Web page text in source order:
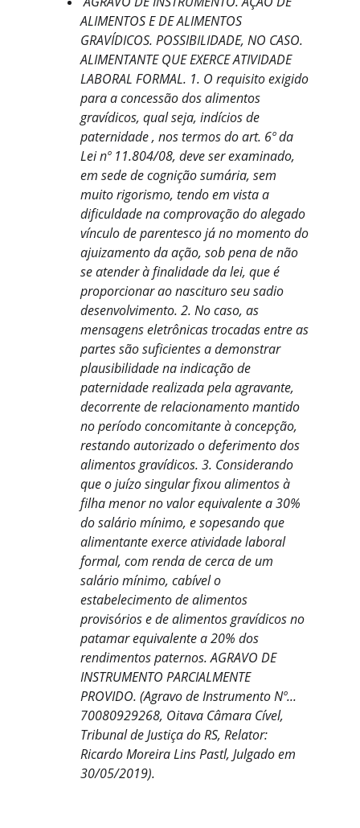
ALIMENTOS E DE ALIMENTOS
GRAVÍDICOS. POSSIBILIDADE, NO CASO.
ALIMENTANTE QUE EXERCE ATIVIDADE
LABORAL FORMAL. 1. O requisito exigido
para a concessão dos alimentos
gravídicos, qual seja, indícios de
paternidade , nos termos do art. 6º da
Lei nº 11.804/08, deve ser examinado,
em sede de cognição sumária, sem
muito rigorismo, tendo em vista a
dificuldade na comprovação do alegado
vínculo de parentesco já no momento do
ajuizamento da ação, sob pena de não
se atender à finalidade da lei, que é
proporcionar ao nascituro seu sadio
desenvolvimento. 2. No caso, as
mensagens eletrônicas trocadas entre as
partes são suficientes a demonstrar
plausibilidade na indicação de
paternidade realizada pela agravante,
decorrente de relacionamento mantido
no período concomitante à concepção,
restando autorizado o deferimento dos
alimentos gravídicos. 3. Considerando
que o juízo singular fixou alimentos à
filha menor no valor equivalente a 30%
do salário mínimo, e sopesando que
alimentante exerce atividade laboral
formal, com renda de cerca de um
salário mínimo, cabível o
estabelecimento de alimentos
provisórios e de alimentos gravídicos no
patamar equivalente a 20% dos
rendimentos paternos. AGRAVO DE
INSTRUMENTO PARCIALMENTE
PROVIDO. (Agravo de Instrumento Nº...
70080929268, Oitava Câmara Cível,
Tribunal de Justiça do RS, Relator:
Ricardo Moreira Lins Pastl, Julgado em
30/05/2019).